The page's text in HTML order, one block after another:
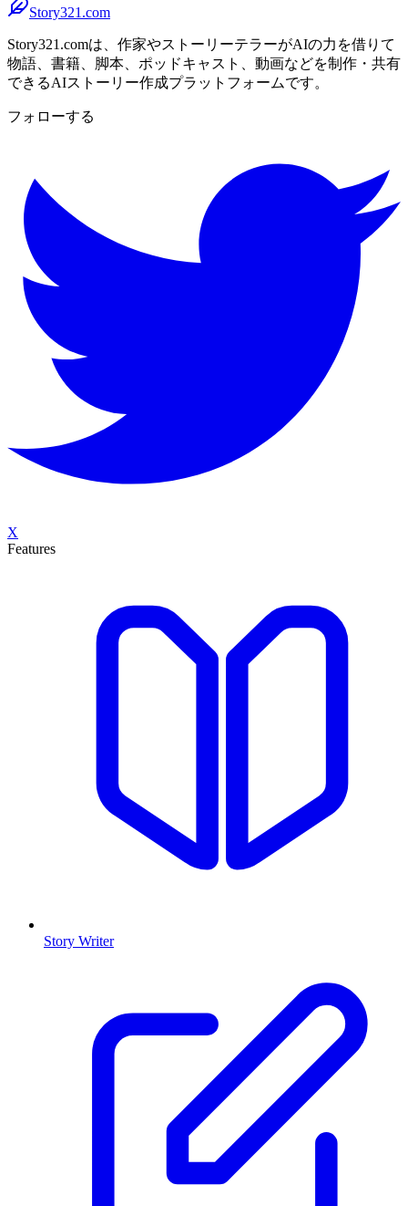
Story321.com
Story321.comは、作家やストーリーテラーがAIの力を借りて
物語、書籍、脚本、ポッドキャスト、動画などを制作・共有
できるAIストーリー作成プラットフォームです。
フォローする
X
Features
Story Writer